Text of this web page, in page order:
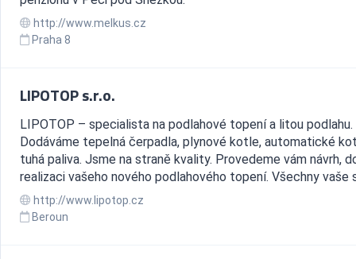
http://www.melkus.cz
Praha 8
LIPOTOP s.r.o.
LIPOTOP – specialista na podlahové topení a litou podlahu.
Dodáváme tepelná čerpadla, plynové kotle, automatické
tuhá paliva. Jsme na straně kvality. Provedeme vám návrh,
realizaci vašeho nového podlahového topení. Všechny vaše
http://www.lipotop.cz
Beroun